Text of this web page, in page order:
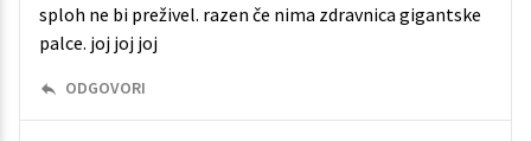
sploh ne bi preživel. razen če nima zdravnica gigantske
palce. joj joj joj
ODGOVORI